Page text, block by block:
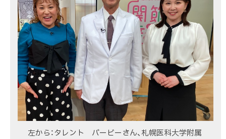
イ
ド
集
左から：タレント バービーさん、札幌医科大学附属